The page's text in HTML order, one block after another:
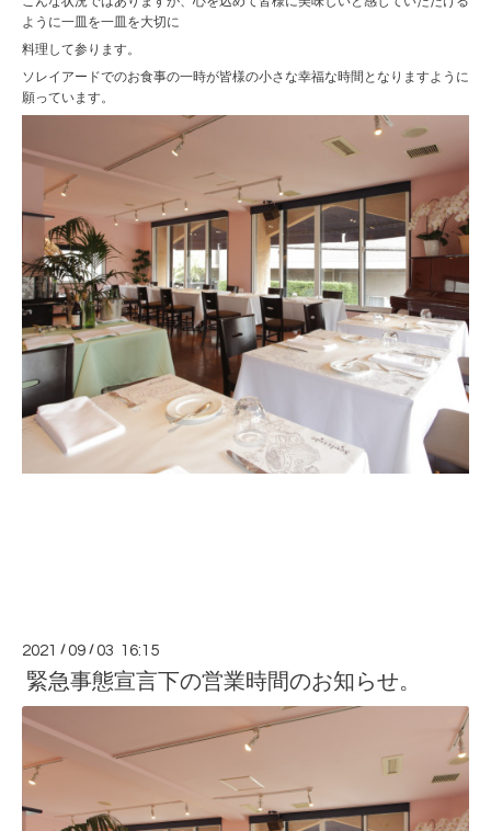
ように一皿を一皿を大切に
料理して参ります。
ソレイアードでのお食事の一時が皆様の小さな幸福な時間となりますように
願っています。
2021 /09 /03 16:15
緊急事態宣言下の営業時間のお知らせ。